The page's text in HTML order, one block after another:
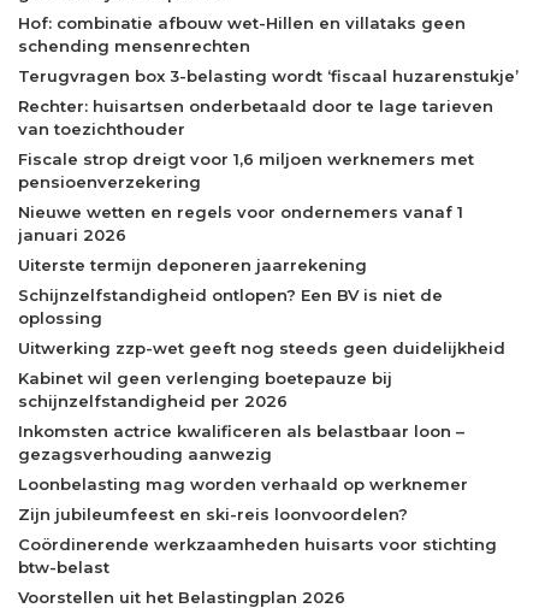
Hof: combinatie afbouw wet-Hillen en villataks geen
schending mensenrechten
Terugvragen box 3-belasting wordt ‘fiscaal huzarenstukje’
Rechter: huisartsen onderbetaald door te lage tarieven
van toezichthouder
Fiscale strop dreigt voor 1,6 miljoen werknemers met
pensioenverzekering
Nieuwe wetten en regels voor ondernemers vanaf 1
januari 2026
Uiterste termijn deponeren jaarrekening
Schijnzelfstandigheid ontlopen? Een BV is niet de
oplossing
Uitwerking zzp-wet geeft nog steeds geen duidelijkheid
Kabinet wil geen verlenging boetepauze bij
schijnzelfstandigheid per 2026
Inkomsten actrice kwalificeren als belastbaar loon –
gezagsverhouding aanwezig
Loonbelasting mag worden verhaald op werknemer
Zijn jubileumfeest en ski-reis loonvoordelen?
Coördinerende werkzaamheden huisarts voor stichting
btw-belast
Voorstellen uit het Belastingplan 2026